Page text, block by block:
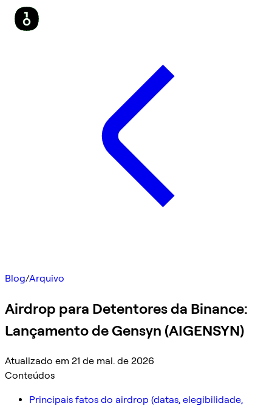
Blog/Arquivo
Airdrop para Detentores da Binance:
Lançamento de Gensyn (AIGENSYN)
Atualizado em 21 de mai. de 2026
Conteúdos
Principais fatos do airdrop (datas, elegibilidade,